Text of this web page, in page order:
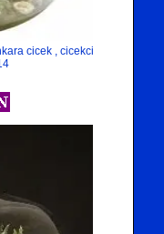
cicek , cicekci